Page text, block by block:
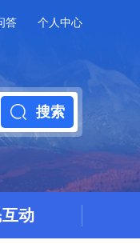
答 个人中心
搜索
动